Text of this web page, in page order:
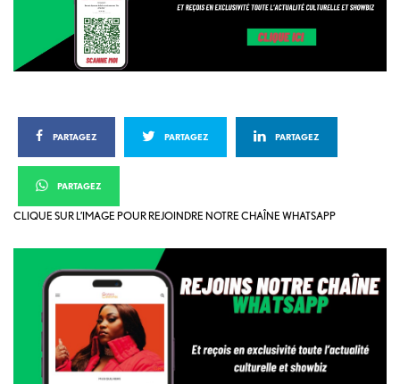
PARTAGEZ PARTAGEZ PARTAGEZ
PARTAGEZ
CLIQUE SUR L’IMAGE POUR REJOINDRE NOTRE CHAÎNE WHATSAPP